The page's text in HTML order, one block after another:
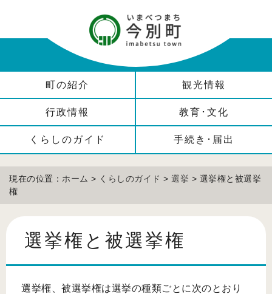
町の紹介 観光情報
行政情報 教育･文化
くらしのガイド 手続き･届出
現在の位置： ホーム > くらしのガイド > 選挙 > 選挙権と被選挙
権
選挙権と被選挙権
選挙権、被選挙権は選挙の種類ごとに次のとおり